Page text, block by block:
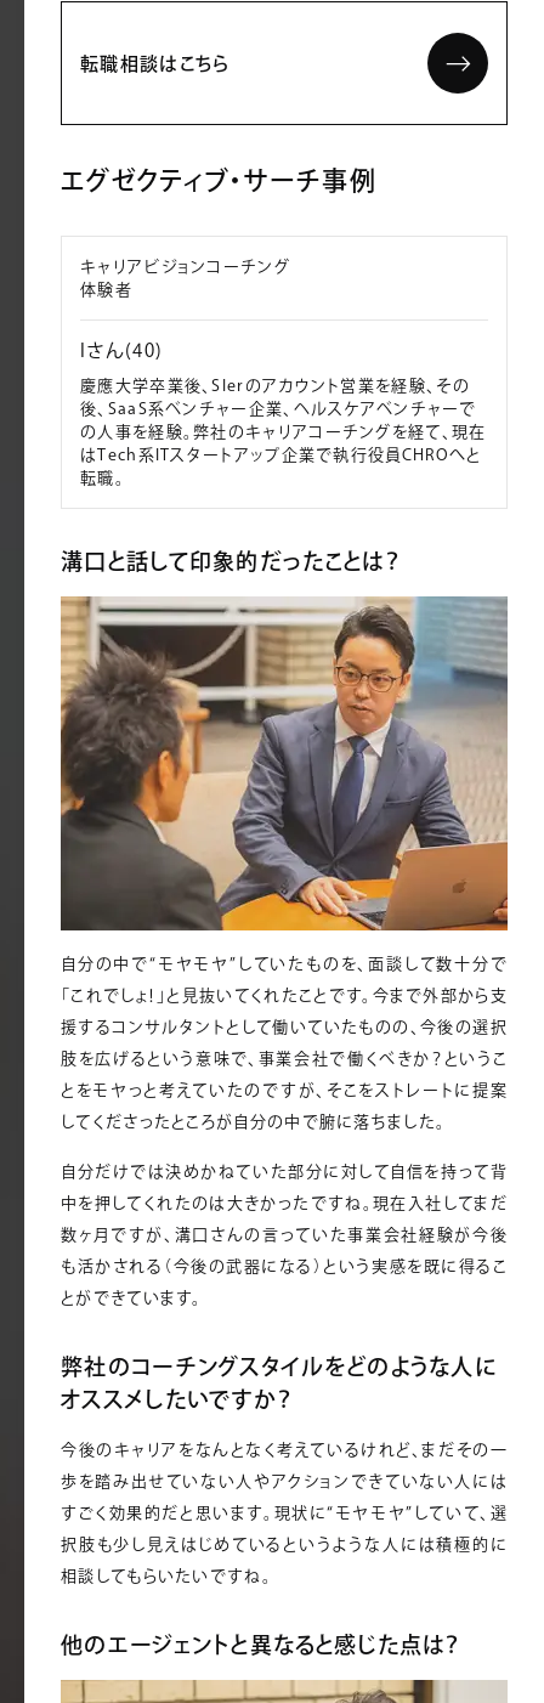
転職相談はこちら
エグゼクティブ・サーチ事例
キャリアビジョンコーチング
体験者
Iさん(40)
慶應大学卒業後、SIerのアカウント営業を経験、その
後、SaaS系ベンチャー企業、ヘルスケアベンチャーで
の人事を経験。弊社のキャリアコーチングを経て、現在
はTech系ITスタートアップ企業で執行役員CHROへと
転職。
溝口と話して印象的だったことは？
自分の中で“モヤモヤ”していたものを、面談して数十分で
「これでしょ！」と見抜いてくれたことです。今まで外部から支
援するコンサルタントとして働いていたものの、今後の選択
肢を広げるという意味で、事業会社で働くべきか？というこ
とをモヤっと考えていたのですが、そこをストレートに提案
してくださったところが自分の中で腑に落ちました。
自分だけでは決めかねていた部分に対して自信を持って背
中を押してくれたのは大きかったですね。現在入社してまだ
数ヶ月ですが、溝口さんの言っていた事業会社経験が今後
も活かされる（今後の武器になる）という実感を既に得るこ
とができています。
弊社のコーチングスタイルをどのような人に
オススメしたいですか？
今後のキャリアをなんとなく考えているけれど、まだその一
歩を踏み出せていない人やアクションできていない人には
すごく効果的だと思います。現状に“モヤモヤ”していて、選
択肢も少し見えはじめているというような人には積極的に
相談してもらいたいですね。
他のエージェントと異なると感じた点は？